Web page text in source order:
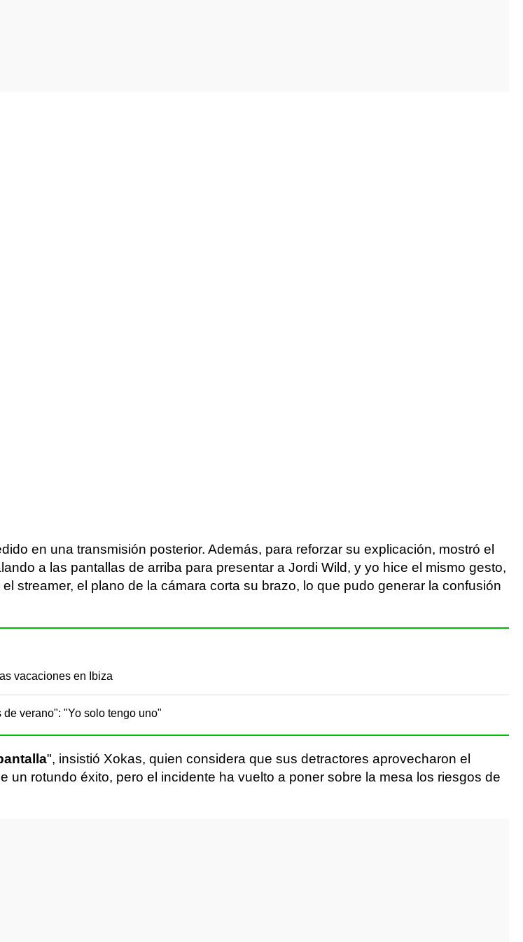
en una transmisión posterior. Además, para reforzar su explicación, mostró el
a las pantallas de arriba para presentar a Jordi Wild, y yo hice el mismo gesto,
streamer, el plano de la cámara corta su brazo, lo que pudo generar la confusión
vacaciones en Ibiza
verano": "Yo solo tengo uno"
", insistió Xokas, quien considera que sus detractores aprovecharon el
un rotundo éxito, pero el incidente ha vuelto a poner sobre la mesa los riesgos de